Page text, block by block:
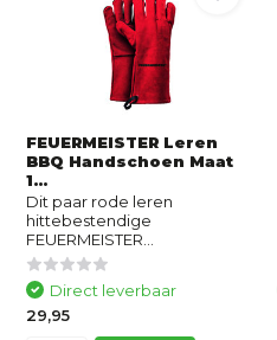
FEUERMEISTER Leren
BBQ Handschoen Maat
1...
Dit paar rode leren
hittebestendige
FEUERMEISTER...
Direct leverbaar
29,95